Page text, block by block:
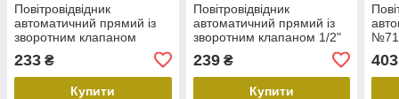
Повітровідвідник
автоматичний прямий із
зворотним клапаном
(KR3127)
233 ₴
Купити
Повітровідвідник
автоматичний прямий із
зворотним клапаном 1/2"
239₴
Купити
403